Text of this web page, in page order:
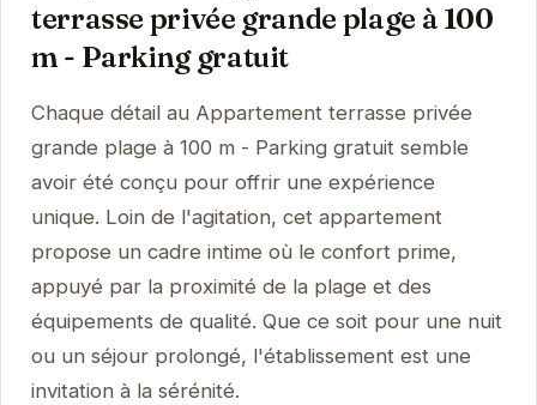
terrasse privée grande plage à 100
m - Parking gratuit
Chaque détail au Appartement terrasse privée
grande plage à 100 m - Parking gratuit semble
avoir été conçu pour offrir une expérience
unique. Loin de l'agitation, cet appartement
propose un cadre intime où le confort prime,
appuyé par la proximité de la plage et des
équipements de qualité. Que ce soit pour une nuit
ou un séjour prolongé, l'établissement est une
invitation à la sérénité.